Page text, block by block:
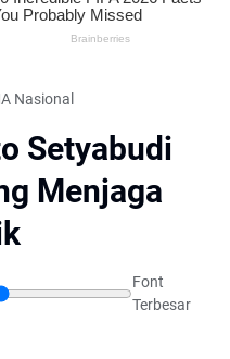
Nasional
Setyabudi
Menjaga
Font
Terbesar